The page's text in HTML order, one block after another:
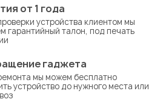
от 1 года
устройства клиентом мы
гарантийный талон, под печать
гаджета
мы можем бесплатно
устройство до нужного места или